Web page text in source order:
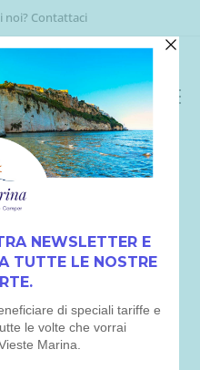
noi? Contattaci
by Scidoo
&